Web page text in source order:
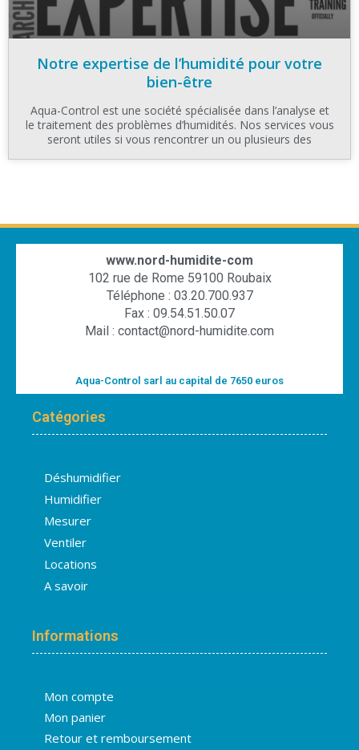
Notre expertise de l’humidité pour votre
bien-être
Aqua-Control est une société spécialisée dans l’analyse et
le traitement des problèmes d’humidités. Nos services vous
seront utiles si vous rencontrer un ou plusieurs des
www.nord-humidite-com
102 rue de Rome 59100 Roubaix
Téléphone : 03.20.700.937
Fax : 09.54.51.50.07
Mail : contact@nord-humidite.com
Aqua-Control sarl au capital de 7650 euros
Catégories
Déshumidifier
Humidifier
Mesurer
Ventiler
Locations
A savoir
Informations
Mon compte
Mon panier
Retour et remboursement